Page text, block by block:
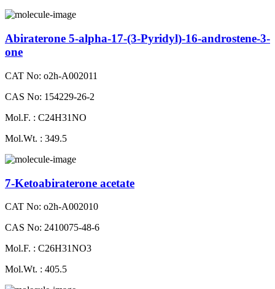
Abiraterone 5-alpha-17-(3-Pyridyl)-16-androstene-3-
one
CAT No: o2h-A002011
CAS No: 154229-26-2
Mol.F. : C24H31NO
Mol.Wt. : 349.5
7-Ketoabiraterone acetate
CAT No: o2h-A002010
CAS No: 2410075-48-6
Mol.F. : C26H31NO3
Mol.Wt. : 405.5